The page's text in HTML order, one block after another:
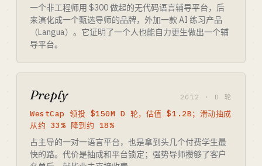
一个非工程师用 $300 做起的无代码语言辅导平台，后
来演化成一个甄选导师的品牌，外加一款 AI 练习产品
（Langua）。它证明了一个人也能自力更生做出一个辅
导平台。
Preply 2012 · D 轮
WestCap 领投 $150M D 轮，估值 $1.2B；滑动抽成
从约 33% 降到约 18%
占主导的一对一语言平台，也是拿到头几个付费学生最
快的路。代价是抽成和平台锁定；强势导师攒够了客户